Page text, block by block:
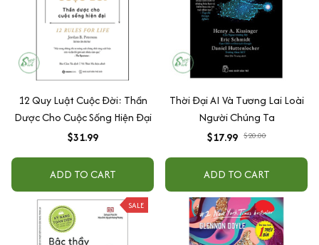
12 Quy Luật Cuộc Đời: Thần
Dược Cho Cuộc Sống Hiện Đại
$31.99
ADD TO CART
Thời Đại AI Và Tương Lai Loài
Người Chúng Ta
$17.99 $20.00
ADD TO CART
SALE